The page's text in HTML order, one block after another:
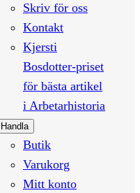
Skriv för oss
Kontakt
Kjersti
Bosdotter-priset
för bästa artikel
i Arbetarhistoria
Handla
Butik
Varukorg
Mitt konto